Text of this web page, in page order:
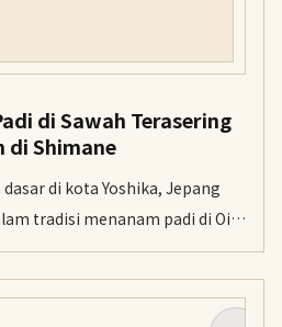
di Sawah Terasering
di Shimane
di kota Yoshika, Jepang
tradisi menanam padi di Oi-
sawah terasering tertua di